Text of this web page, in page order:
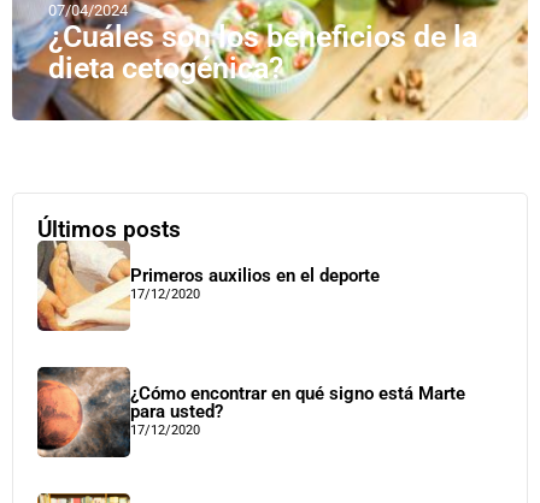
07/04/2024
¿Cuáles son los beneficios de la
dieta cetogénica?
Últimos posts
Primeros auxilios en el deporte
17/12/2020
¿Cómo encontrar en qué signo está Marte
para usted?
17/12/2020